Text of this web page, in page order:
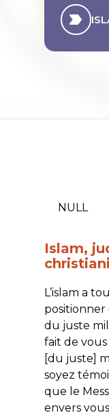
NULL
Islam,
L’islam a
du juste
fait de
[du juste]
soyez
que le
envers vous